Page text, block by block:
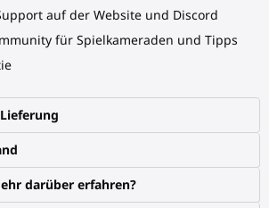
auf der Website und Discord
für Spielkameraden und Tipps
darüber erfahren?